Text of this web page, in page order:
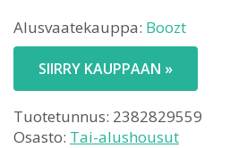
Alusvaatekauppa: Boozt
SIIRRY KAUPPAAN »
Tuotetunnus: 2382829559
Osasto: Tai-alushousut